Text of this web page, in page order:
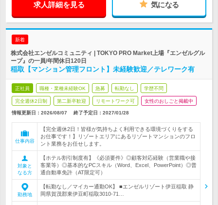
求人詳細を見る 気になる
新着
株式会社エンゼルコミュニティ | TOKYO PRO Market上場『エンゼルグル
ープ』の一員/年間休日120日
稲取【マンション管理フロント】未経験歓迎／テレワーク有
正社員 職種・業種未経験OK 急募 転勤なし 学歴不問
完全週休2日制 第二新卒歓迎 リモートワーク可 女性のおしごと掲載中
情報更新日：2026/08/07 終了予定日： 2027/01/28
仕事内容
【完全週休2日！皆様が気持ちよく利用できる環境づくりをする
お仕事です！】リゾートエリアにあるリゾートマンションのフロ
ント業務をお任せします。
対象と
なる方
【ホテル割引制度有】《必須要件》◎顧客対応経験（営業職や接
客業等）◎基本的なPCスキル（Word、Excel、PowerPoint）◎普
通自動車免許（AT限定可）
勤務地
【転勤なし／マイカー通勤OK】 ■エンゼルリゾート伊豆稲取 静
岡県賀茂郡東伊豆町稲取3010‐71…